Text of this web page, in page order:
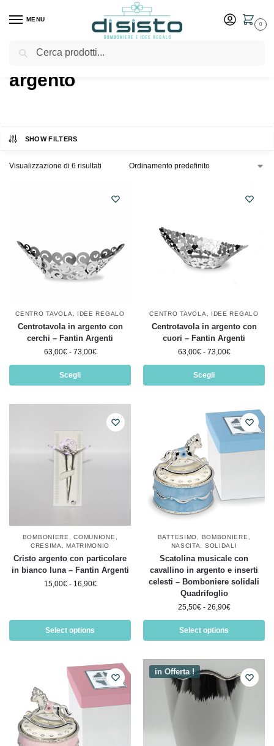
MENU
0
Home Shop Prodotti taggati “argento”
argento
SHOW FILTERS
Visualizzazione di 6 risultati
CENTRO TAVOLA IDEE REGALO
Centrotavola in argento con
cerchi – Fantin Argenti
63,00€ - 73,00€
Scegli
CENTRO TAVOLA IDEE REGALO
Centrotavola in argento con
cuori – Fantin Argenti
63,00€ - 73,00€
Scegli
BOMBONIERE ,COMUNIONE
CRESIMA
,MATRIMONIO
Cristo argento con particolare
in bianco luna – Fantin Argenti
15,00€ - 16,90€
Select options
BATTESIMO BOMBONIERE
NASCITA
SOLIDALI
Scatolina musicale con
cavallino in argento e inserti
celesti – Bomboniere solidali
Quadrifoglio
25,50€ - 26,90€
Select options
in Offerta !